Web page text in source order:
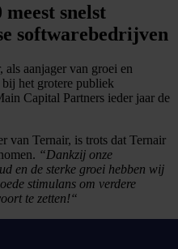
snelst
softwarebedrijven
als aanjager van groei en
het grotere publiek
Capital Partners ieder jaar de
van Ternair, is trots dat Ternair
“Dankzij onze
en de sterke groei hebben wij
stimulans om verdere
te zetten!“